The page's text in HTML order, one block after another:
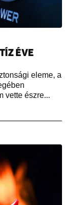
ÉVE
eleme, a
vette észre...